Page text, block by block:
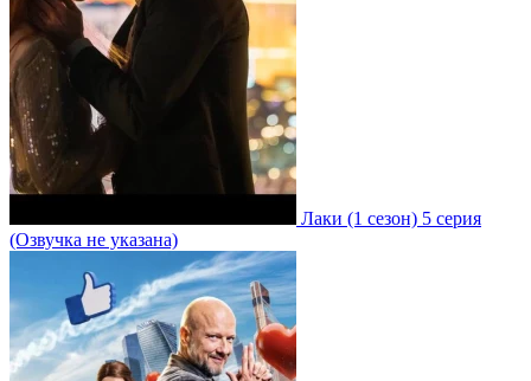
Лаки (1 сезон) 5 серия
(Озвучка не указана)